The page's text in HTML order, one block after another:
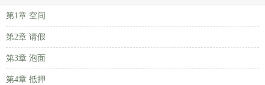
第1章 空间
第2章 请假
第3章 泡面
第4章 抵押